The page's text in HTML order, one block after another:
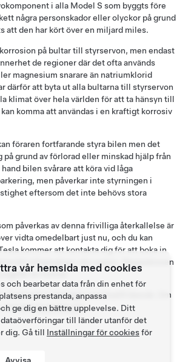
i alla Model S som byggts före
några personskador eller olyckor på grund
att den har kört över en miljard miles.
på bultar till styrservon, men endast
de regioner där det ofta används
magnesium snarare än natriumklorid
därför att byta ut alla bultarna till styrservon
klimat över hela världen för att ta hänsyn till
komma att användas i en kraftigt korrosiv
föraren fortfarande styra bilen men det
på grund av förlorad eller minskad hjälp från
bilen svårare att köra vid låga
men påverkar inte styrningen i
eftersom det inte behövs stora
påverkas av denna frivilliga återkallelse är
vidta omedelbart just nu, och du kan
kommer att kontakta dig för att boka in
blir tillgängliga i din region. Reparationen
en timme.
kund och vi beklagar eventuellt besvär. Om
vänligenkontakta oss.
vår hemsida med cookies
och bearbetar data från din enhet för
prestanda, anpassa
ge dig en bättre upplevelse. Ditt
till länder utanför det
dig. Gå till Inställningar för cookiesför